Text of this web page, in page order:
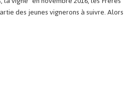
des jeunes vignerons à suivre. Alors